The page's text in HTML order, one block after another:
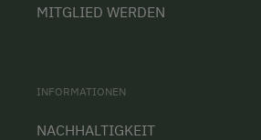
MITGLIED WERDEN
INFORMATIONEN
NACHHALTIGKEIT